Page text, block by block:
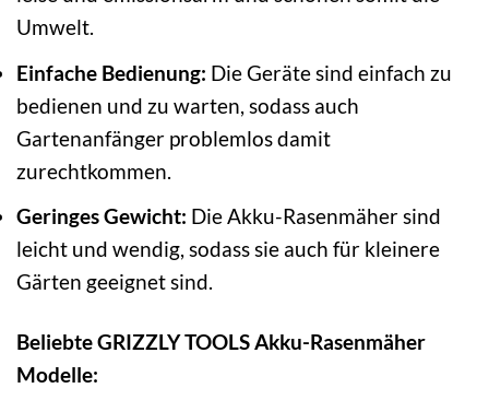
Umwelt.
Einfache Bedienung: Die Geräte sind einfach zu
bedienen und zu warten, sodass auch
Gartenanfänger problemlos damit
zurechtkommen.
Geringes Gewicht: Die Akku-Rasenmäher sind
leicht und wendig, sodass sie auch für kleinere
Gärten geeignet sind.
Beliebte GRIZZLY TOOLS Akku-Rasenmäher
Modelle: